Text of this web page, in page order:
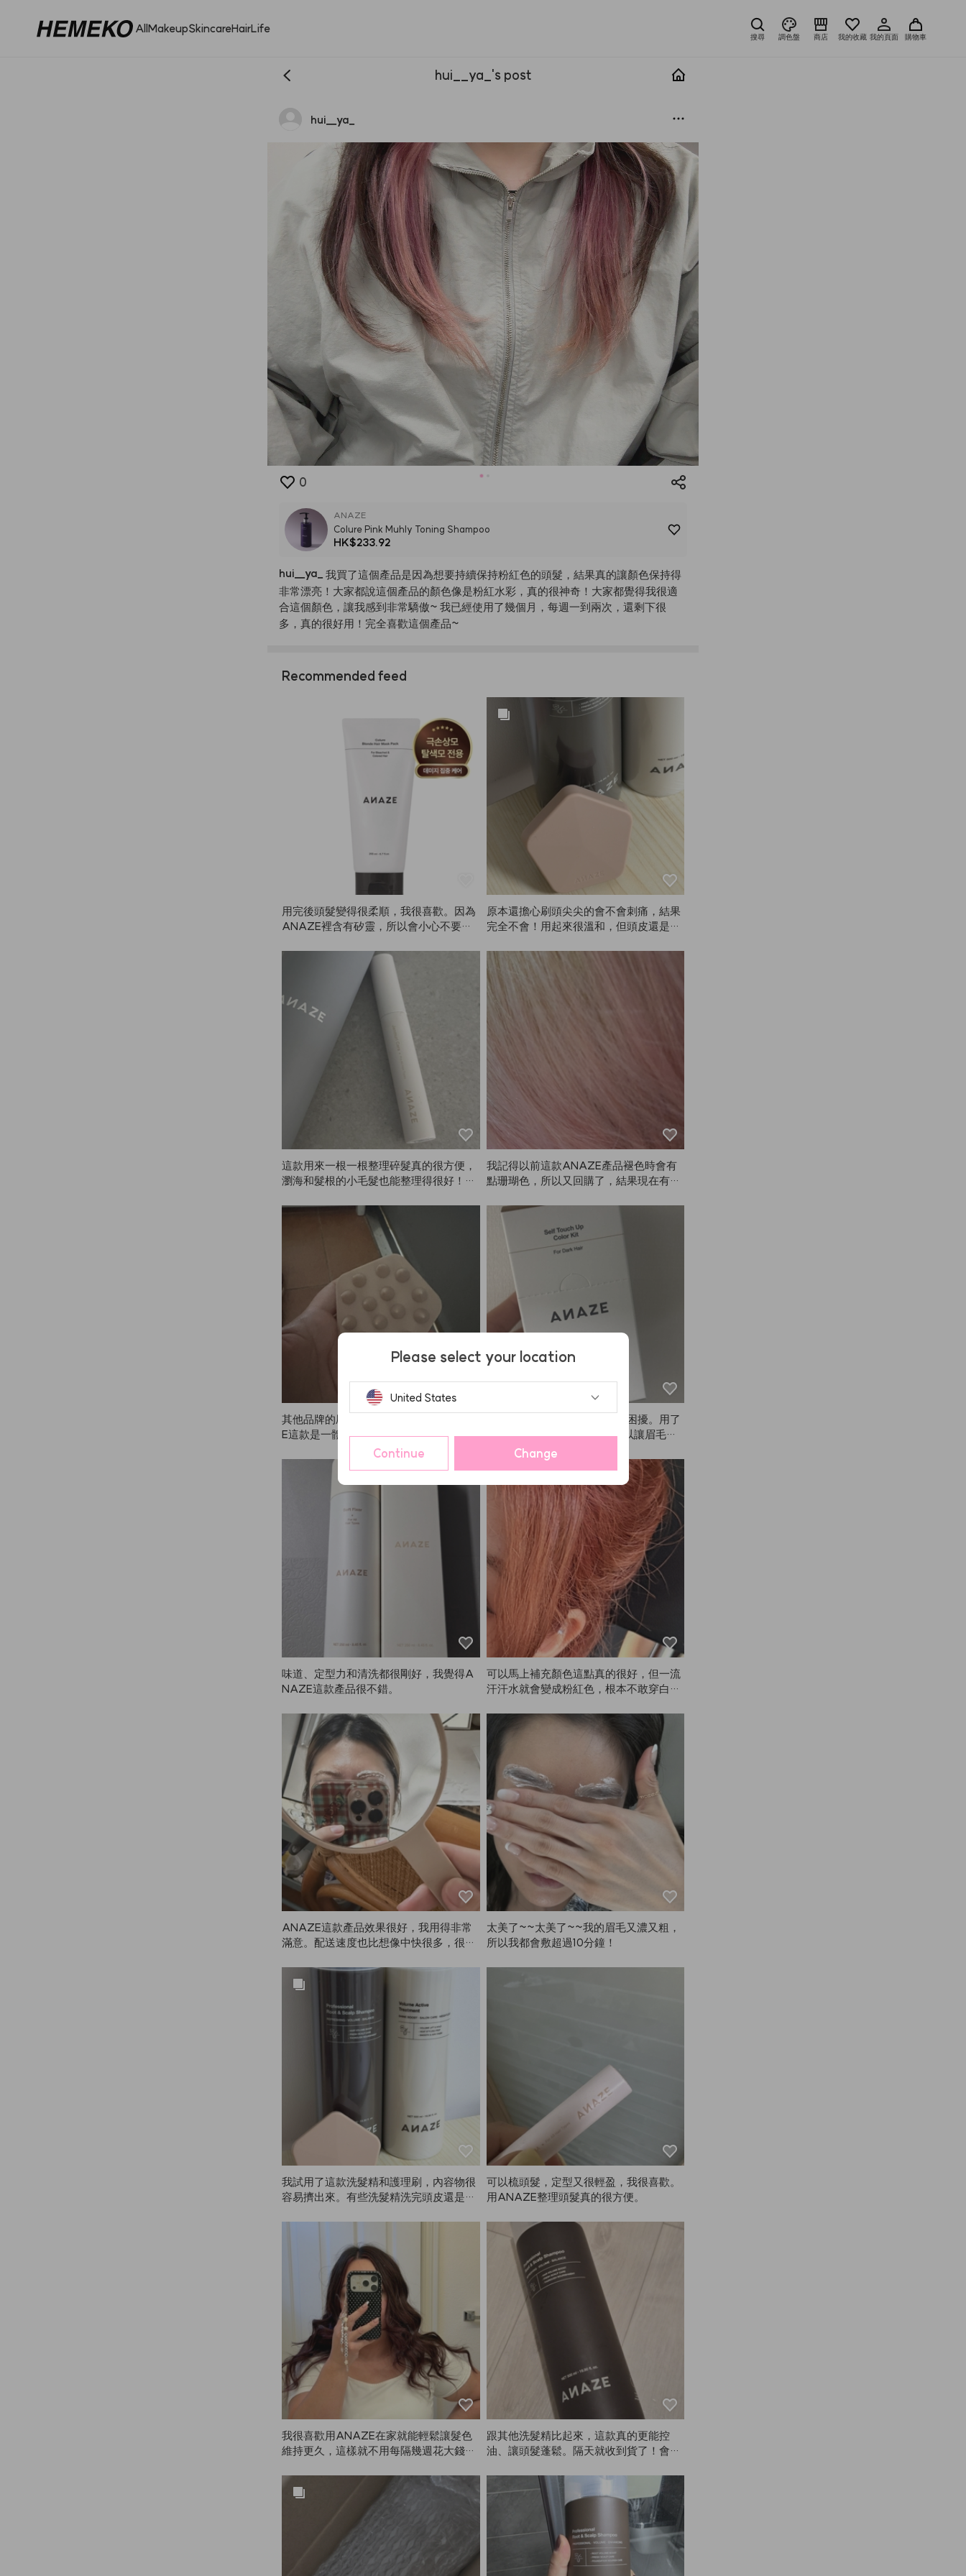
AllMakeupSkincareHairLife
搜尋 調色盤 商店 我的收藏 我的頁面 購物車
hui__ya_'s post
hui ya
0
ANAZE
Colure Pink Muhly Toning Shampoo
HK$233.92
hui ya
我買了這個產品是因為想要持續保持粉紅色的頭髮，結果真的讓顏色保持得
非常漂亮！大家都說這個產品的顏色像是粉紅水彩，真的很神奇！大家都覺得我很適
合這個顏色，讓我感到非常驕傲~ 我已經使用了幾個月，每週一到兩次，還剩下很
多，真的很好用！完全喜歡這個產品~
Recommended feed
用完後頭髮變得很柔順，我很喜歡。因為
ANAZE裡含有矽靈，所以會小心不要碰
原本還擔心刷頭尖尖的會不會刺痛，結果
完全不會！用起來很溫和，但頭皮還是覺
子，洗頭時指甲也不會裂開，現在沒有它
真的沒辦法洗頭了。
這款用來一根一根整理碎髮真的很方便，
瀏海和髮根的小毛髮也能整理得很好！但
膩或結塊，所以用量一定要控制好。尺寸
也很適合攜帶，隨時隨地都可以輕鬆補
妝。總之，比起其他產品，我更推薦ANA
我記得以前這款ANAZE產品褪色時會有
點珊瑚色，所以又回購了，結果現在有專
呢…？拜託請再賣吧😭
其他品牌的刷子用久了毛會掉，但ANAZ
E這款是一體成型的，覺得很不錯。我會
我的眉毛本來就很濃，一直很困擾。用了
ANAZE這款產品後，終於可以讓眉毛看
起來柔和一點，真的很開心！四盒都用完
了，還會繼續回購。
味道、定型力和清洗都很剛好，我覺得A
NAZE這款產品很不錯。
可以馬上補充顏色這點真的很好，但一流
汗汗水就會變成粉紅色，根本不敢穿白色
ANAZE這款產品效果很好，我用得非常
滿意。配送速度也比想像中快很多，很快
會再回購！⭐️
太美了~~太美了~~我的眉毛又濃又粗，
所以我都會敷超過10分鐘！
我試用了這款洗髮精和護理刷，內容物很
容易擠出來。有些洗髮精洗完頭皮還是會
可以梳頭髮，定型又很輕盈，我很喜歡。
用ANAZE整理頭髮真的很方便。
我很喜歡用ANAZE在家就能輕鬆讓髮色
維持更久，這樣就不用每隔幾週花大錢去
久！❤️
跟其他洗髮精比起來，這款真的更能控
油、讓頭髮蓬鬆。隔天就收到貨了！會繼
Please select your location
United States
Continue Change